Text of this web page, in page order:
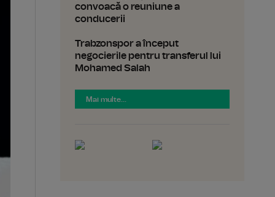
convoacă o reuniune a
conducerii
Trabzonspor a început
negocierile pentru transferul lui
Mohamed Salah
Mai multe...